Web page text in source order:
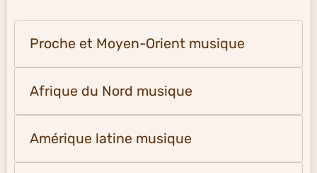
Proche et Moyen-Orient musique
Afrique du Nord musique
Amérique latine musique